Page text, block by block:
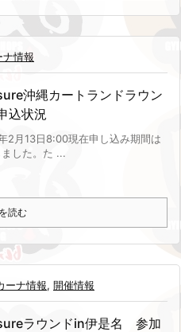
情報
沖縄カートランドラウン
込状況
2月13日8:00現在申し込み期間は
した。 た ...
読む
ーナ情報, 開催情報
ラウンドin伊是名 参加